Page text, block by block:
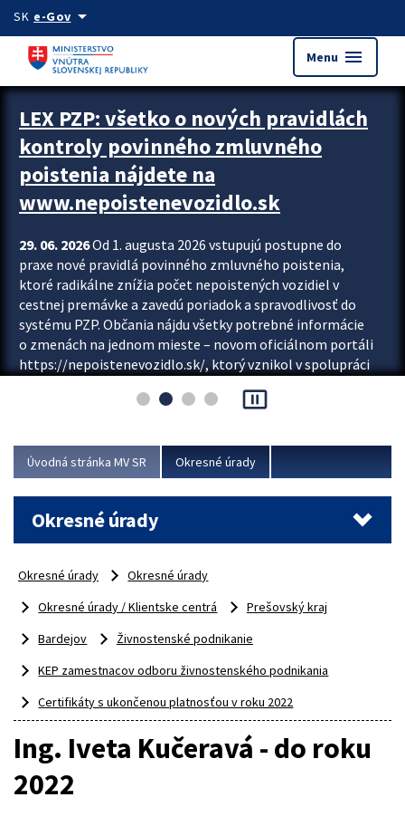
Preskocit na hlavný obsah
SK e-Govarrow_drop_down
Menu menu
Zastavit automatický posun upútavok
LEX PZP: všetko o nových pravidlách
kontroly povinného zmluvného
poistenia nájdete na
www.nepoistenevozidlo.sk
29. 06. 2026Od 1. augusta 2026 vstupujú postupne do
praxe nové pravidlá povinného zmluvného poistenia,
ktoré radikálne znížia počet nepoistených vozidiel v
cestnej premávke a zavedú poriadok a spravodlivosť do
systému PZP. Občania nájdu všetky potrebné informácie
o zmenách na jednom mieste – novom oficiálnom portáli
https://nepoistenevozidlo.sk/, ktorý vznikol v spolupráci
asociácie poisťovní (SLASPO) a Ministerstva vnútra SR.
Viac
pause_presentation
Úvodná stránka MV SR Okresné úrady
Okresné úrady
Okresné úrady
Okresné úrady
Okresné úrady / Klientske centrá
Prešovský kraj
Bardejov
Živnostenské podnikanie
KEP zamestnacov odboru živnostenského podnikania
Certifikáty s ukončenou platnosťou v roku 2022
Ing. Iveta Kučeravá - do roku
2022